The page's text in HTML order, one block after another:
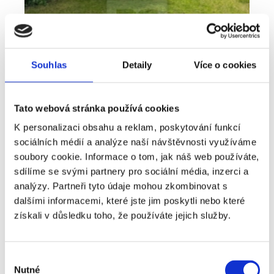
Souhlas Detaily Více o cookies
Tato webová stránka používá cookies
K personalizaci obsahu a reklam, poskytování funkcí
sociálních médií a analýze naší návštěvnosti využíváme
soubory cookie. Informace o tom, jak náš web používáte,
sdílíme se svými partnery pro sociální média, inzerci a
analýzy. Partneři tyto údaje mohou zkombinovat s
dalšími informacemi, které jste jim poskytli nebo které
získali v důsledku toho, že používáte jejich služby.
Nutné
Bydlení, které nabízí víc než běžný byt -
pronájem 2+kk 41 m², Plzeň - Lobzy
Typ nabídky
Typ nemovitosti
rozměry
dispozice
funkce
zahrada
adresa
ul. U Světovaru, Plzeň